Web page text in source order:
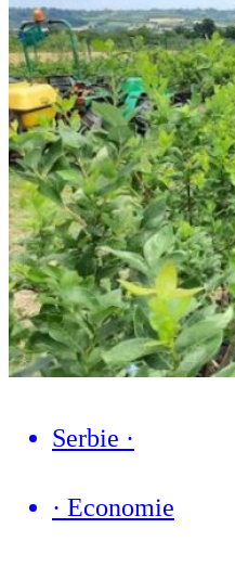
Serbie ·
· Economie